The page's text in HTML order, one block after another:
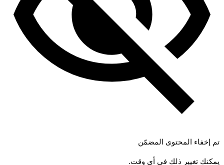
تم إخفاء المحتوى المضمّن
يمكنك تغيير ذلك في أي وقت.